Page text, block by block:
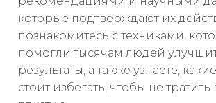
которые подтверждают их
познакомитесь с техниками,
помогли тысячам людей
результаты, а также узнаете,
стоит избегать, чтобы не